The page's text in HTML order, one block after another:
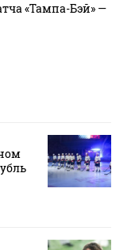
«Тампа-Бэй» —